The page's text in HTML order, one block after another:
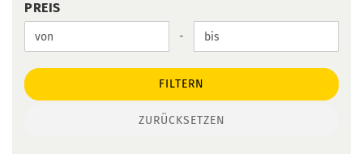
PREIS
PREIS
Preis bis -
FILTERN
ZURÜCKSETZEN